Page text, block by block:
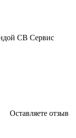
СВ Сервис
Оставляете отзыв